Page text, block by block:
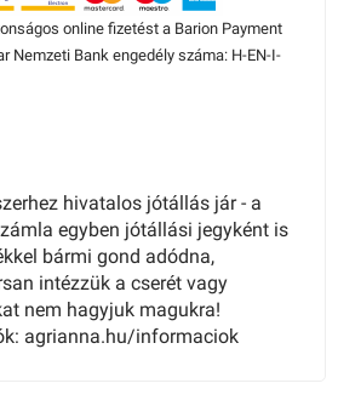
online fizetést a Barion Payment
Nemzeti Bank engedély száma: H-EN-I-
hivatalos jótállás jár - a
egyben jótállási jegyként is
bármi gond adódna,
intézzük a cserét vagy
nem hagyjuk magukra!
agrianna.hu/informaciok